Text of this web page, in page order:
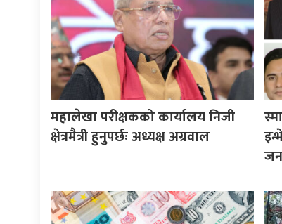
महालेखा परीक्षकको कार्यालय निजी
क्षेत्रमैत्री हुनुपर्छः अध्यक्ष अग्रवाल